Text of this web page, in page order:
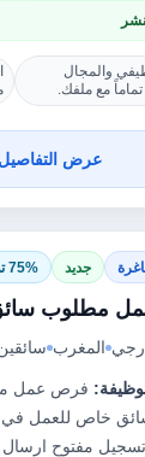
والمجال
مع ملفك.
عرض التفاصيل
جديد 75% توافق
مطلوب
المغرب
فرص عمل
خاص للعمل في
مفتوح ارسال